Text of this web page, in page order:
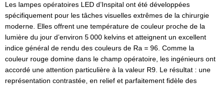
Les lampes opératoires LED d’Inspital ont été développées
spécifiquement pour les tâches visuelles extrêmes de la chirurgie
moderne. Elles offrent une température de couleur proche de la
lumière du jour d’environ 5 000 kelvins et atteignent un excellent
indice général de rendu des couleurs de Ra = 96. Comme la
couleur rouge domine dans le champ opératoire, les ingénieurs ont
accordé une attention particulière à la valeur R9. Le résultat : une
représentation contrastée, en relief et parfaitement fidèle des